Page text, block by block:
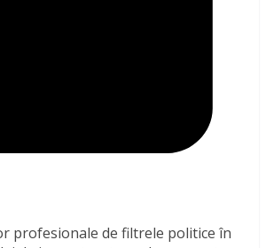
profesionale de filtrele politice în